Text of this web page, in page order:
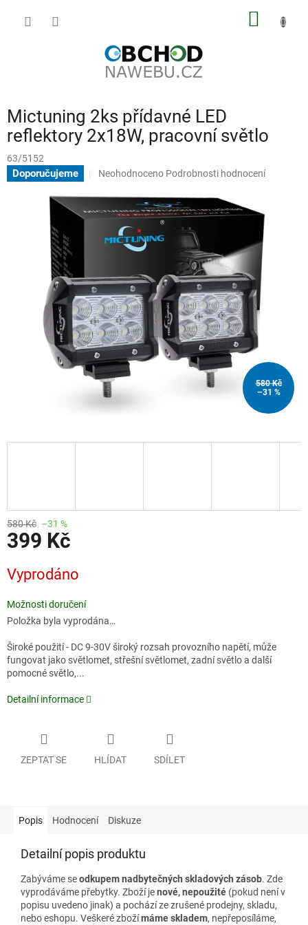
Mictuning 2ks přídavné LED
reflektory 2x18W, pracovní světlo
63/5152
Doporučujeme
Průměrné
produktu
je
Neohodnoceno Podrobnosti hodnocení
580 Kč
–31 %
580 Kč –31 %
399 Kč
cena:
Vyprodáno
Možnosti doručení
Položka byla vyprodána…
Široké použití - DC 9-30V široký rozsah provozního napětí, může
fungovat jako světlomet, střešní světlomet, zadní světlo a další
pomocné světlo,...
Detailní informace
ZEPTAT SE HLÍDAT SDÍLET
Popis Hodnocení Diskuze
Detailní popis produktu
Zabýváme seodkupem nadbytečných skladových zásob. Zde
vyprodáváme přebytky. Zboží jenové, nepoužité (pokud není v
popisu uvedeno jinak) a pochází ze zrušené prodejny, skladu,
nebo eshopu. Veškeré zbožímáme skladem, nepřeposíláme,